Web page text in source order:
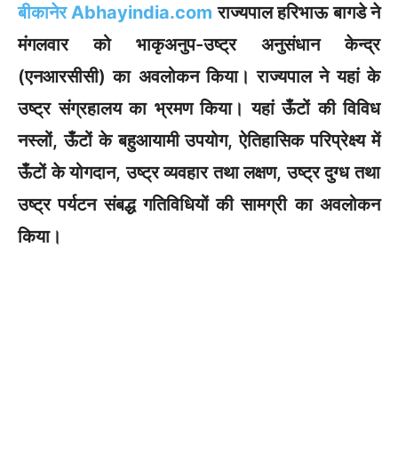
c
e
b
o
o
k
itt
er
at
s
A
p
p
ar
e
बीकानेर Abhayindia.comराज्यपाल हरिभाऊ बागडे ने
मंगलवार को भाकृअनुप-उष्ट्र अनुसंधान केन्द्र
(एनआरसीसी) का अवलोकन किया। राज्यपाल ने यहां के
उष्ट्र संग्रहालय का भ्रमण किया। यहां ऊँटों की विविध
नस्लों, ऊँटों के बहुआयामी उपयोग, ऐतिहासिक परिप्रेक्ष्य में
ऊँटों के योगदान, उष्ट्र व्यवहार तथा लक्षण, उष्ट्र दुग्ध तथा
उष्ट्र पर्यटन संबद्ध गतिविधियों की सामग्री का अवलोकन
किया।